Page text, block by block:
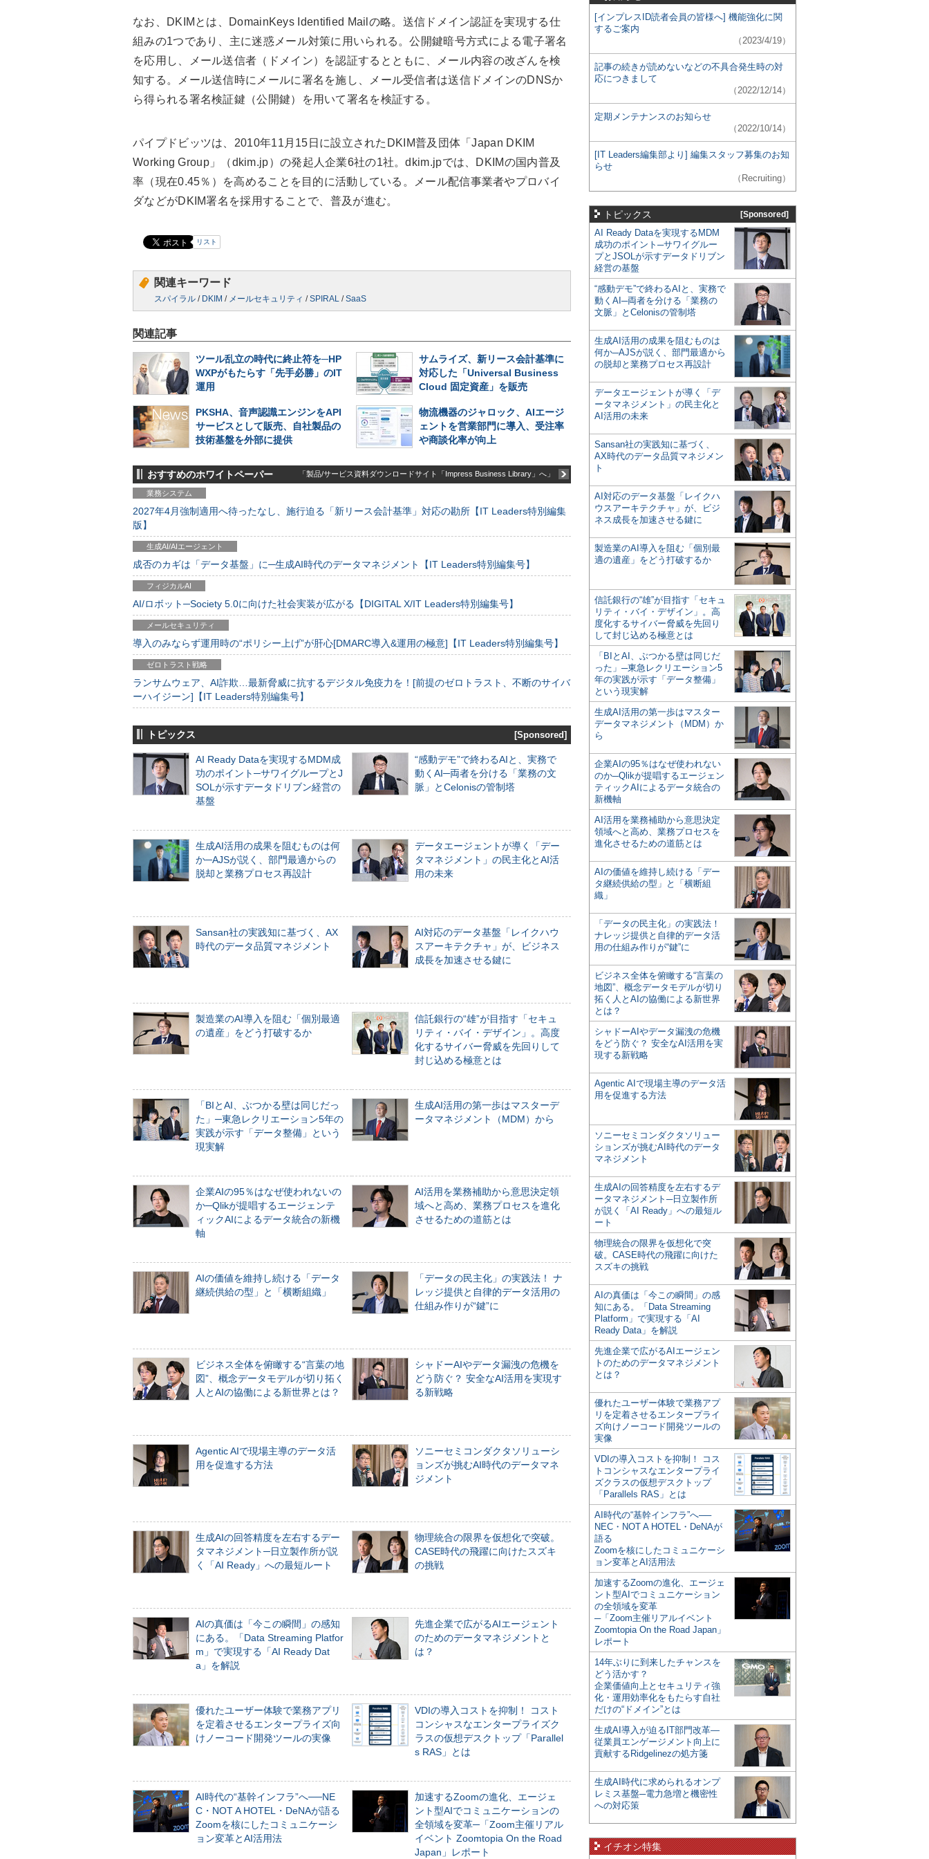
なお、DKIMとは、DomainKeys Identified Mailの略。送信ドメイン認証を実現する仕
組みの1つであり、主に迷惑メール対策に用いられる。公開鍵暗号方式による電子署名
を応用し、メール送信者（ドメイン）を認証するとともに、メール内容の改ざんを検
知する。メール送信時にメールに署名を施し、メール受信者は送信ドメインのDNSか
ら得られる署名検証鍵（公開鍵）を用いて署名を検証する。
パイプドビッツは、2010年11月15日に設立されたDKIM普及団体「Japan DKIM
Working Group」（dkim.jp）の発起人企業6社の1社。dkim.jpでは、DKIMの国内普及
率（現在0.45％）を高めることを目的に活動している。メール配信事業者やプロバイ
ダなどがDKIM署名を採用することで、普及が進む。
リスト
関連キーワード
スパイラル / DKIM / メールセキュリティ /SPIRAL /SaaS
関連記事
ツール乱立の時代に終止符を─HP
WXPがもたらす「先手必勝」のIT
運用
サムライズ、新リース会計基準に
対応した「Universal Business
Cloud 固定資産」を販売
PKSHA、音声認識エンジンをAPI
サービスとして販売、自社製品の
技術基盤を外部に提供
物流機器のジャロック、AIエージ
ェントを営業部門に導入、受注率
や商談化率が向上
おすすめのホワイトペーパー 「製品/サービス資料ダウンロードサイト「Impress Business Library」へ」
業務システム
2027年4月強制適用へ待ったなし、施行迫る「新リース会計基準」対応の勘所【IT Leaders特別編集
版】
生成AI/AIエージェント
成否のカギは「データ基盤」に─生成AI時代のデータマネジメント【IT Leaders特別編集号】
フィジカルAI
AI/ロボット─Society 5.0に向けた社会実装が広がる【DIGITAL X/IT Leaders特別編集号】
メールセキュリティ
導入のみならず運用時の“ポリシー上げ”が肝心[DMARC導入&運用の極意]【IT Leaders特別編集号】
ゼロトラスト戦略
ランサムウェア、AI詐欺…最新脅威に抗するデジタル免疫力を！[前提のゼロトラスト、不断のサイバ
ーハイジーン]【IT Leaders特別編集号】
トピックス [Sponsored]
AI Ready Dataを実現するMDM成
功のポイント─サワイグループとJ
SOLが示すデータドリブン経営の
基盤
“感動デモ”で終わるAIと、実務で
動くAI─両者を分ける「業務の文
脈」とCelonisの管制塔
生成AI活用の成果を阻むものは何
か─AJSが説く、部門最適からの
脱却と業務プロセス再設計
データエージェントが導く「デー
タマネジメント」の民主化とAI活
用の未来
Sansan社の実践知に基づく、AX
時代のデータ品質マネジメント
AI対応のデータ基盤「レイクハウ
スアーキテクチャ」が、ビジネス
成長を加速させる鍵に
製造業のAI導入を阻む「個別最適
の遺産」をどう打破するか
信託銀行の“雄”が目指す「セキュ
リティ・バイ・デザイン」。高度
化するサイバー脅威を先回りして
封じ込める極意とは
「BIとAI、ぶつかる壁は同じだっ
た」─東急レクリエーション5年の
実践が示す「データ整備」という
現実解
生成AI活用の第一歩はマスターデ
ータマネジメント（MDM）から
企業AIの95％はなぜ使われないの
か─Qlikが提唱するエージェンテ
ィックAIによるデータ統合の新機
軸
AI活用を業務補助から意思決定領
域へと高め、業務プロセスを進化
させるための道筋とは
AIの価値を維持し続ける「データ
継続供給の型」と「横断組織」
「データの民主化」の実践法！ ナ
レッジ提供と自律的データ活用の
仕組み作りが“鍵”に
ビジネス全体を俯瞰する“言葉の地
図”、概念データモデルが切り拓く
人とAIの協働による新世界とは？
シャドーAIやデータ漏洩の危機を
どう防ぐ？ 安全なAI活用を実現す
る新戦略
Agentic AIで現場主導のデータ活
用を促進する方法
ソニーセミコンダクタソリューシ
ョンズが挑むAI時代のデータマネ
ジメント
生成AIの回答精度を左右するデー
タマネジメント─日立製作所が説
く「AI Ready」への最短ルート
物理統合の限界を仮想化で突破。
CASE時代の飛躍に向けたスズキ
の挑戦
AIの真価は「今この瞬間」の感知
にある。「Data Streaming Platfor
m」で実現する「AI Ready Dat
a」を解説
先進企業で広がるAIエージェント
のためのデータマネジメントと
は？
優れたユーザー体験で業務アプリ
を定着させるエンタープライズ向
けノーコード開発ツールの実像
VDIの導入コストを抑制！ コスト
コンシャスなエンタープライズク
ラスの仮想デスクトップ「Parallel
s RAS」とは
AI時代の“基幹インフラ”へ──NE
C・NOT A HOTEL・DeNAが語る
Zoomを核にしたコミュニケーシ
ョン変革とAI活用法
加速するZoomの進化、エージェ
ント型AIでコミュニケーションの
全領域を変革─「Zoom主催リアル
イベント Zoomtopia On the Road
Japan」レポート
[インプレスID読者会員の皆様へ] 機能強化に関
するご案内
（2023/4/19）
記事の続きが読めないなどの不具合発生時の対
応につきまして
（2022/12/14）
定期メンテナンスのお知らせ
（2022/10/14）
[IT Leaders編集部より] 編集スタッフ募集のお知
らせ
（Recruiting）
トピックス [Sponsored]
AI Ready Dataを実現するMDM
成功のポイント─サワイグルー
プとJSOLが示すデータドリブン
経営の基盤
“感動デモ”で終わるAIと、実務で
動くAI─両者を分ける「業務の
文脈」とCelonisの管制塔
生成AI活用の成果を阻むものは
何か─AJSが説く、部門最適から
の脱却と業務プロセス再設計
データエージェントが導く「デ
ータマネジメント」の民主化と
AI活用の未来
Sansan社の実践知に基づく、
AX時代のデータ品質マネジメン
ト
AI対応のデータ基盤「レイクハ
ウスアーキテクチャ」が、ビジ
ネス成長を加速させる鍵に
製造業のAI導入を阻む「個別最
適の遺産」をどう打破するか
信託銀行の“雄”が目指す「セキュ
リティ・バイ・デザイン」。高
度化するサイバー脅威を先回り
して封じ込める極意とは
「BIとAI、ぶつかる壁は同じだ
った」─東急レクリエーション5
年の実践が示す「データ整備」
という現実解
生成AI活用の第一歩はマスター
データマネジメント（MDM）か
ら
企業AIの95％はなぜ使われない
のか─Qlikが提唱するエージェン
ティックAIによるデータ統合の
新機軸
AI活用を業務補助から意思決定
領域へと高め、業務プロセスを
進化させるための道筋とは
AIの価値を維持し続ける「デー
タ継続供給の型」と「横断組
織」
「データの民主化」の実践法！
ナレッジ提供と自律的データ活
用の仕組み作りが“鍵”に
ビジネス全体を俯瞰する“言葉の
地図”、概念データモデルが切り
拓く人とAIの協働による新世界
とは？
シャドーAIやデータ漏洩の危機
をどう防ぐ？ 安全なAI活用を実
現する新戦略
Agentic AIで現場主導のデータ活
用を促進する方法
ソニーセミコンダクタソリュー
ションズが挑むAI時代のデータ
マネジメント
生成AIの回答精度を左右するデ
ータマネジメント─日立製作所
が説く「AI Ready」への最短ル
ート
物理統合の限界を仮想化で突
破。CASE時代の飛躍に向けた
スズキの挑戦
AIの真価は「今この瞬間」の感
知にある。「Data Streaming
Platform」で実現する「AI
Ready Data」を解説
先進企業で広がるAIエージェン
トのためのデータマネジメント
とは？
優れたユーザー体験で業務アプ
リを定着させるエンタープライ
ズ向けノーコード開発ツールの
実像
VDIの導入コストを抑制！ コス
トコンシャスなエンタープライ
ズクラスの仮想デスクトップ
「Parallels RAS」とは
AI時代の“基幹インフラ”へ──
NEC・NOT A HOTEL・DeNAが
語る
Zoomを核にしたコミュニケーシ
ョン変革とAI活用法
加速するZoomの進化、エージェ
ント型AIでコミュニケーション
の全領域を変革
─「Zoom主催リアルイベント
Zoomtopia On the Road Japan」
レポート
14年ぶりに到来したチャンスを
どう活かす？
企業価値向上とセキュリティ強
化・運用効率化をもたらす自社
だけの“ドメイン”とは
生成AI導入が迫るIT部門改革―
従業員エンゲージメント向上に
貢献するRidgelinezの処方箋
生成AI時代に求められるオンプ
レミス基盤─電力急増と機密性
への対応策
イチオシ特集